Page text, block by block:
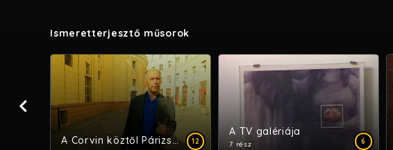
Ismeretterjesztő műsorok
12
A Corvin köztől Párizsig 6
A TV galériája
7 rész